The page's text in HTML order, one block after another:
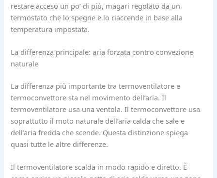
restare acceso un po’ di più, magari regolato da un
termostato che lo spegne e lo riaccende in base alla
temperatura impostata.
La differenza principale: aria forzata contro convezione
naturale
La differenza più importante tra termoventilatore e
termoconvettore sta nel movimento dell’aria. Il
termoventilatore usa una ventola. Il termoconvettore usa
soprattutto il moto naturale dell’aria calda che sale e
dell’aria fredda che scende. Questa distinzione spiega
quasi tutte le altre differenze.
Il termoventilatore scalda in modo rapido e diretto. È